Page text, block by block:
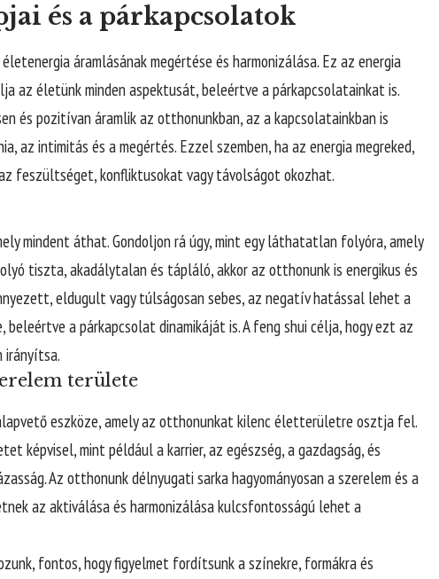
és a párkapcsolatok
áramlásának megértése és harmonizálása. Ez az energia
az életünk minden aspektusát, beleértve a párkapcsolatainkat is.
és pozitívan áramlik az otthonunkban, az a kapcsolatainkban is
az intimitás és a megértés. Ezzel szemben, ha az energia megreked,
feszültséget, konfliktusokat vagy távolságot okozhat.
mindent áthat. Gondoljon rá úgy, mint egy láthatatlan folyóra, amely
tiszta, akadálytalan és tápláló, akkor az otthonunk is energikus és
eldugult vagy túlságosan sebes, az negatív hatással lehet a
beleértve a párkapcsolat dinamikáját is. A feng shui célja, hogy ezt az
irányítsa.
területe
eszköze, amely az otthonunkat kilenc életterületre osztja fel.
képvisel, mint például a karrier, az egészség, a gazdagság, és
Az otthonunk délnyugati sarka hagyományosan a szerelem és a
az aktiválása és harmonizálása kulcsfontosságú lehet a
fontos, hogy figyelmet fordítsunk a színekre, formákra és